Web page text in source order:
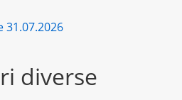
diverse